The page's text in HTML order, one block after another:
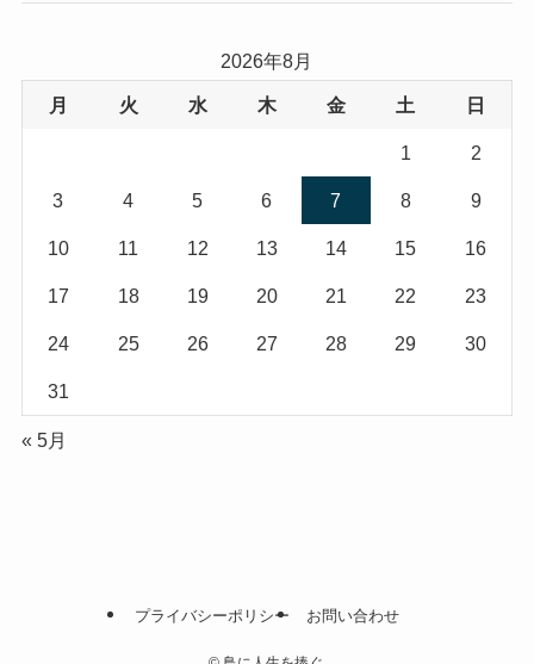
2026年8月
月 火 水 木 金 土 日
1 2
3 4 5 6 7 8 9
10 11 12 13 14 15 16
17 18 19 20 21 22 23
24 25 26 27 28 29 30
31
« 5月
プライバシーポリシー お問い合わせ